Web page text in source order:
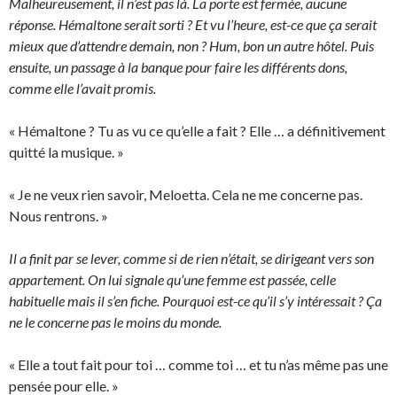
réponse. Hémaltone serait sorti ? Et vu l’heure, est-ce que ça serait
mieux que d’attendre demain, non ? Hum, bon un autre hôtel. Puis
ensuite, un passage à la banque pour faire les différents dons,
comme elle l’avait promis.
« Hémaltone ? Tu as vu ce qu’elle a fait ? Elle … a définitivement
quitté la musique. »
« Je ne veux rien savoir, Meloetta. Cela ne me concerne pas.
Nous rentrons. »
Il a finit par se lever, comme si de rien n’était, se dirigeant vers son
appartement. On lui signale qu’une femme est passée, celle
habituelle mais il s’en fiche. Pourquoi est-ce qu’il s’y intéressait ? Ça
ne le concerne pas le moins du monde.
« Elle a tout fait pour toi … comme toi … et tu n’as même pas une
pensée pour elle. »